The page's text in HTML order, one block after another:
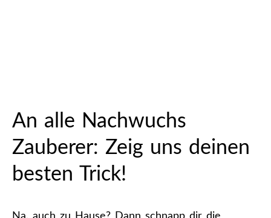
An alle Nachwuchs
Zauberer: Zeig uns deinen
besten Trick!